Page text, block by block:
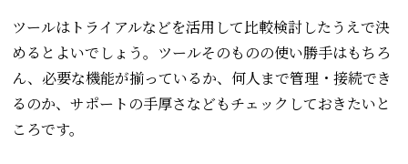
ツールはトライアルなどを活用して比較検討したうえで決
めるとよいでしょう。ツールそのものの使い勝手はもちろ
ん、必要な機能が揃っているか、何人まで管理・接続でき
るのか、サポートの手厚さなどもチェックしておきたいと
ころです。